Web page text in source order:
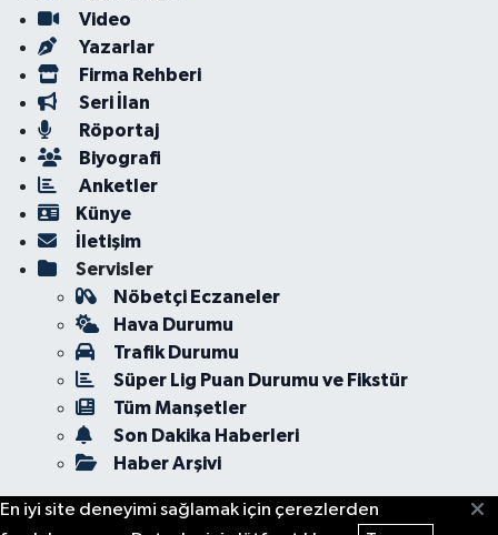
Video
Yazarlar
Firma Rehberi
Seri İlan
Röportaj
Biyografi
Anketler
Künye
İletişim
Servisler
Nöbetçi Eczaneler
Hava Durumu
Trafik Durumu
Süper Lig Puan Durumu ve Fikstür
Tüm Manşetler
Son Dakika Haberleri
Haber Arşivi
En iyi site deneyimi sağlamak için çerezlerden